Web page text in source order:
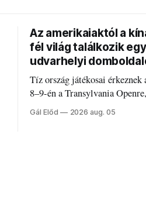
Az amerikaiaktól a
fél világ találkozik egy
udvarhelyi
Tíz ország játékosai érkeznek
8–9-én a Transylvania
Románia legrégebben működő
discgolfpályáján rendeznek
Gál Előd 2026 aug. 05